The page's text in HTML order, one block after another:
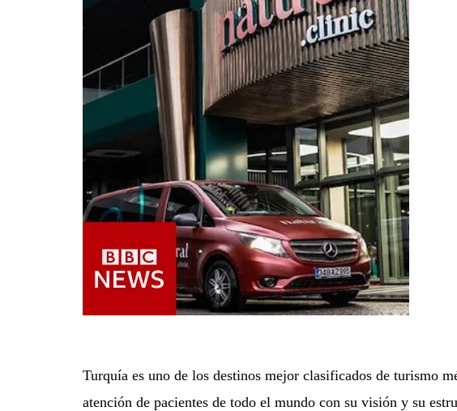
Turquía es uno de los destinos mejor clasificados de turismo
atención de pacientes de todo el mundo con su visión y su